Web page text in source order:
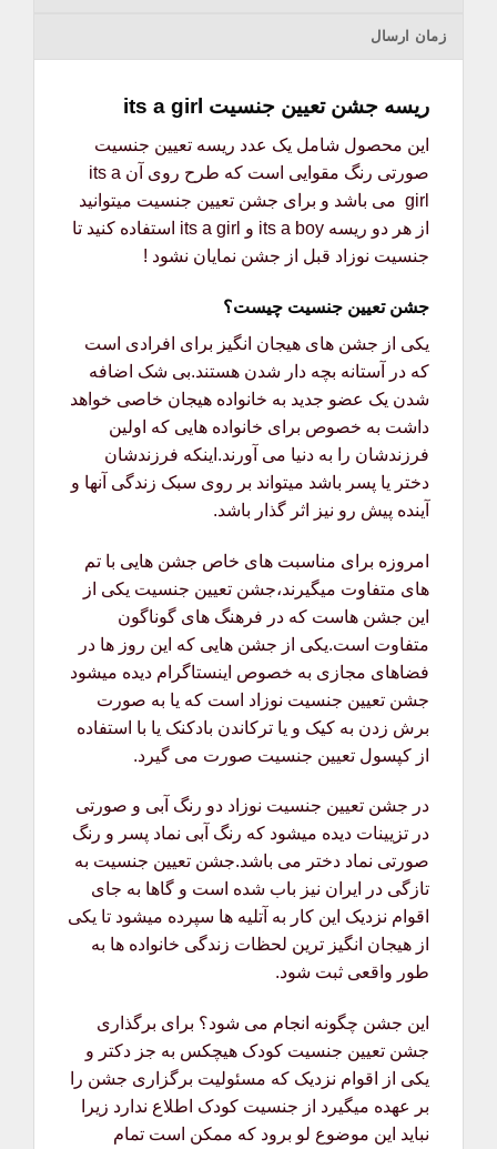
زمان ارسال
ریسه جشن تعیین جنسیت its a girl
این محصول شامل یک عدد ریسه تعیین جنسیت
صورتی رنگ مقوایی است که طرح روی آن its a
girl می باشد و برای جشن تعیین جنسیت میتوانید
از هر دو ریسه its a boy و its a girl استفاده کنید تا
جنسیت نوزاد قبل از جشن نمایان نشود !
جشن تعیین جنسیت چیست؟
یکی از جشن های هیجان انگیز برای افرادی است
که در آستانه بچه دار شدن هستند.بی شک اضافه
شدن یک عضو جدید به خانواده هیجان خاصی خواهد
داشت به خصوص برای خانواده هایی که اولین
فرزندشان را به دنیا می آورند.اینکه فرزندشان
دختر یا پسر باشد میتواند بر روی سبک زندگی آنها و
آینده پیش رو نیز اثر گذار باشد.
امروزه برای مناسبت های خاص جشن هایی با تم
های متفاوت میگیرند،جشن تعیین جنسیت یکی از
این جشن هاست که در فرهنگ های گوناگون
متفاوت است.یکی از جشن هایی که این روز ها در
فضاهای مجازی به خصوص اینستاگرام دیده میشود
جشن تعیین جنسیت نوزاد است که یا به صورت
برش زدن به کیک و یا ترکاندن بادکنک یا با استفاده
از کپسول تعیین جنسیت صورت می گیرد.
در جشن تعیین جنسیت نوزاد دو رنگ آبی و صورتی
در تزیینات دیده میشود که رنگ آبی نماد پسر و رنگ
صورتی نماد دختر می باشد.جشن تعیین جنسیت به
تازگی در ایران نیز باب شده است و گاها به جای
اقوام نزدیک این کار به آتلیه ها سپرده میشود تا یکی
از هیجان انگیز ترین لحظات زندگی خانواده ها به
طور واقعی ثبت شود.
این جشن چگونه انجام می شود؟ برای برگذاری
جشن تعیین جنسیت کودک هیچکس به جز دکتر و
یکی از اقوام نزدیک که مسئولیت برگزاری جشن را
بر عهده میگیرد از جنسیت کودک اطلاع ندارد زیرا
نباید این موضوع لو برود که ممکن است تمام